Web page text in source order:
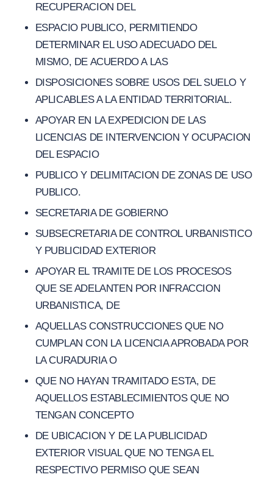
RECUPERACION DEL
ESPACIO PUBLICO, PERMITIENDO
DETERMINAR EL USO ADECUADO DEL
MISMO, DE ACUERDO A LAS
DISPOSICIONES SOBRE USOS DEL SUELO Y
APLICABLES A LA ENTIDAD TERRITORIAL.
APOYAR EN LA EXPEDICION DE LAS
LICENCIAS DE INTERVENCION Y OCUPACION
DEL ESPACIO
PUBLICO Y DELIMITACION DE ZONAS DE USO
PUBLICO.
SECRETARIA DE GOBIERNO
SUBSECRETARIA DE CONTROL URBANISTICO
Y PUBLICIDAD EXTERIOR
APOYAR EL TRAMITE DE LOS PROCESOS
QUE SE ADELANTEN POR INFRACCION
URBANISTICA, DE
AQUELLAS CONSTRUCCIONES QUE NO
CUMPLAN CON LA LICENCIA APROBADA POR
LA CURADURIA O
QUE NO HAYAN TRAMITADO ESTA, DE
AQUELLOS ESTABLECIMIENTOS QUE NO
TENGAN CONCEPTO
DE UBICACION Y DE LA PUBLICIDAD
EXTERIOR VISUAL QUE NO TENGA EL
RESPECTIVO PERMISO QUE SEAN